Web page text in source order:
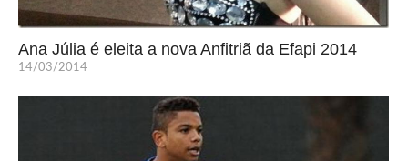
Ana Júlia é eleita a nova Anfitriã da Efapi 2014
14/03/2014